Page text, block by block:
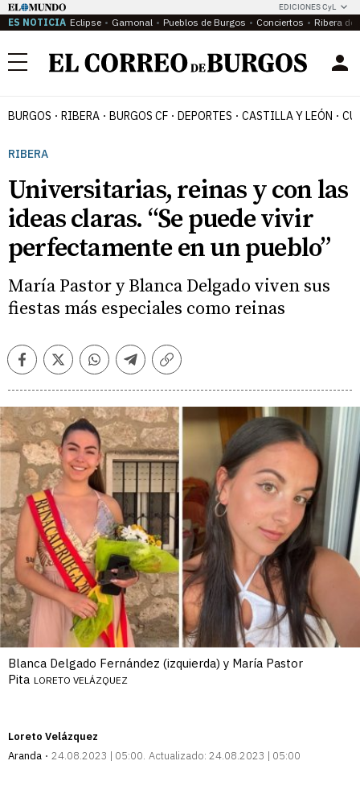
EDICIONES CyL
ES NOTICIA Eclipse Gamonal Pueblos de Burgos Conciertos Ribera del
Menú
BURGOS RIBERA BURGOS CF DEPORTES CASTILLA Y LEÓN
RIBERA
Universitarias, reinas y con las
ideas claras. “Se puede vivir
perfectamente en un pueblo”
María Pastor y Blanca Delgado viven sus
fiestas más especiales como reinas
FacebookTwitterWhatsappTelegramCopiar
Blanca Delgado Fernández (izquierda) y María Pastor
Pita LORETO VELÁZQUEZ
Loreto Velázquez
Aranda
24.08.2023 | 05:00 Actualizado: 24.08.2023 | 05:00